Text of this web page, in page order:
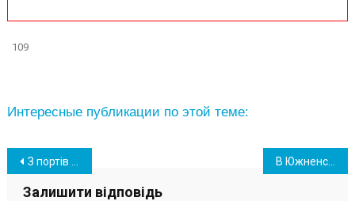
109
Интересные публикации по этой теме:
Навігація
записів
З портів Великої Одеси, в тому числі Південного, вийшло десять суден В Южненській ОТГ більшість шкіл не перейшла на «дистанційку» через погодні умови
Залишити відповідь